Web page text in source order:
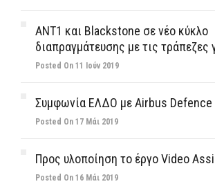
ΑΝΤ1 και Blackstone σε νέο κύκλο
διαπραγμάτευσης με τις τράπεζες
Posted On 11 Ιούν 2019
Συμφωνία ΕΛΔΟ με Airbus Defence
Posted On 17 Μάι 2019
Προς υλοποίηση το έργο Video
Posted On 16 Μάι 2019